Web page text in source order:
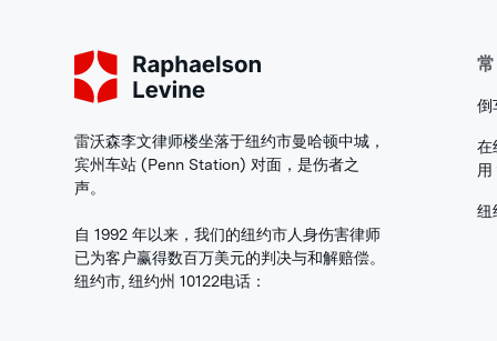
雷沃森李文律师楼坐落于纽约市曼哈顿中城，
宾州车站 (Penn Station) 对面，是伤者之
声。
自 1992 年以来，我们的纽约市人身伤害律师
已为客户赢得数百万美元的判决与和解赔偿。
纽约市, 纽约州 10122电话：
倒
在
用
纽